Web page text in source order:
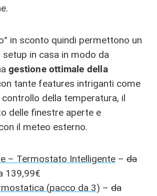
in sconto quindi permettono un
in casa in modo da
gestione ottimale della
tante features intriganti come
controllo della temperatura, il
delle finestre aperte e
il meteo esterno.
– Termostato Intelligente – da
139,99€
(pacco da 3) – da